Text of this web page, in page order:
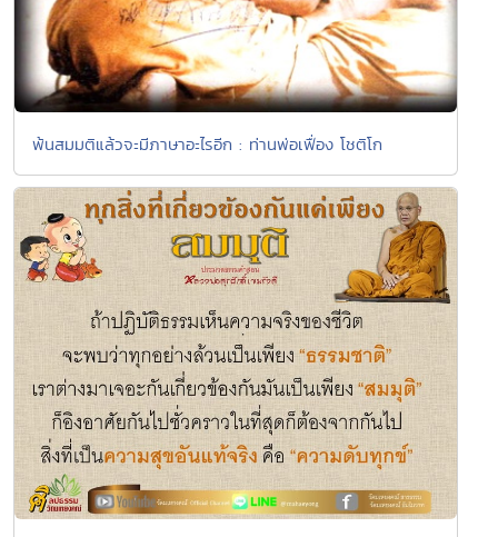
พ้นสมมติแล้วจะมีภาษาอะไรอีก : ท่านพ่อเฟื่อง โชติโก